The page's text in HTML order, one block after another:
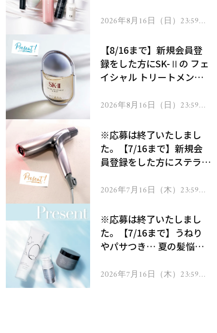
2026年8月16日（日）23:59ま
【8/16まで】新規会員登
録をした方にSK-Ⅱの フェ
イシャル トリートメント
2026年8月16日（日）23:59ま
※応募は終了いたしまし
た。【7/16まで】新規会
員登録をした方にステラボ
ヘアドライヤー ジュエル
2026年7月16日（木）23:59ま
※応募は終了いたしまし
た。【7/16まで】うねり
やパサつき… 夏の髪悩み
ムを13名様にプレゼン
2026年7月16日（木）23:59ま